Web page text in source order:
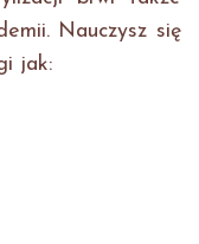
Nauczysz się
jak: